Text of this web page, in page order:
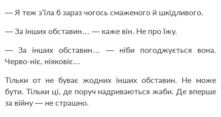
— Я теж з’їла б зараз чогось смаженого й шкідливого.
— За інших обставин… — каже він. Не про їжу.
— За інших обставин… — ніби погоджується вона.
Черво-ніє, ніяковіє…
Тільки от не буває жодних інших обставин. Не може
бути. Тільки ці, де поруч надриваються жаби. Де вперше
за війну — не страшно.